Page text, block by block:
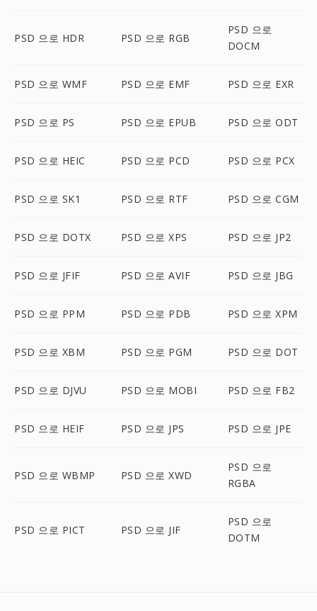
PSD 으로 HDR PSD 으로 RGB
PSD 으로
DOCM
PSD 으로 WMF PSD 으로 EMF PSD 으로 EXR
PSD 으로 PS PSD 으로 EPUB PSD 으로 ODT
PSD 으로 HEIC PSD 으로 PCD PSD 으로 PCX
PSD 으로 SK1 PSD 으로 RTF PSD 으로 CGM
PSD 으로 DOTX PSD 으로 XPS PSD 으로 JP2
PSD 으로 JFIF PSD 으로 AVIF PSD 으로 JBG
PSD 으로 PPM PSD 으로 PDB PSD 으로 XPM
PSD 으로 XBM PSD 으로 PGM PSD 으로 DOT
PSD 으로 DJVU PSD 으로 MOBI PSD 으로 FB2
PSD 으로 HEIF PSD 으로 JPS PSD 으로 JPE
PSD 으로 WBMP PSD 으로 XWD
PSD 으로
RGBA
PSD 으로 PICT PSD 으로 JIF
PSD 으로
DOTM